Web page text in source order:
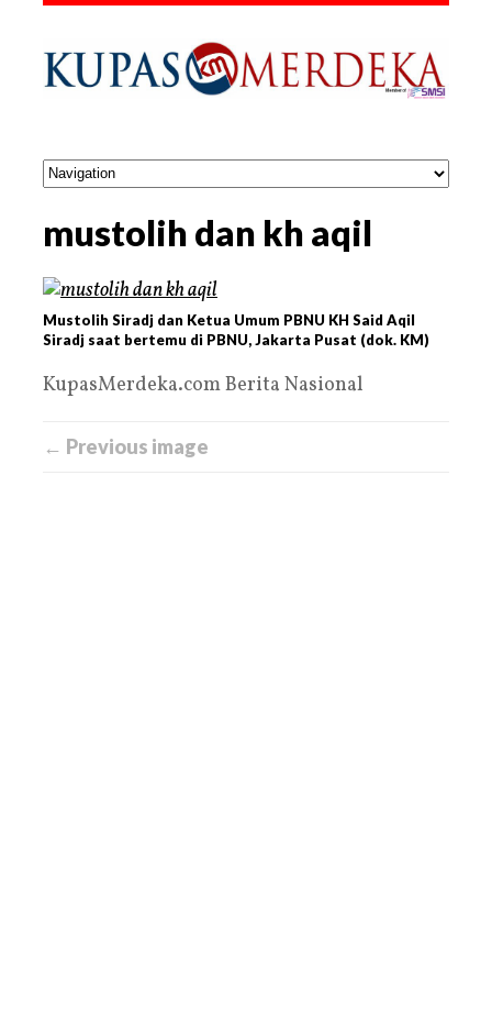
mustolih dan kh aqil
Mustolih Siradj dan Ketua Umum PBNU KH Said Aqil
Siradj saat bertemu di PBNU, Jakarta Pusat (dok. KM)
KupasMerdeka.com Berita Nasional
← Previous image